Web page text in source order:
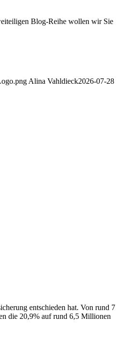
Blog-Reihe wollen wir Sie
Alina Vahldieck2026-07-28
entschieden hat. Von rund 7
die 20,9% auf rund 6,5 Millionen